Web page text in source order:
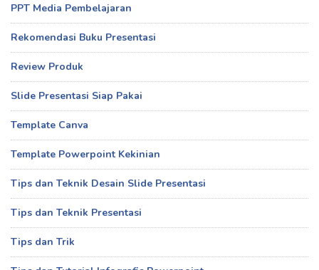
PPT Media Pembelajaran
Rekomendasi Buku Presentasi
Review Produk
Slide Presentasi Siap Pakai
Template Canva
Template Powerpoint Kekinian
Tips dan Teknik Desain Slide Presentasi
Tips dan Teknik Presentasi
Tips dan Trik